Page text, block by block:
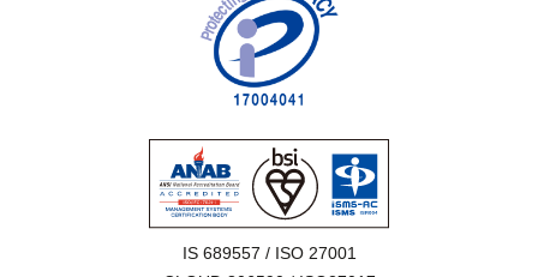
IS 689557 / ISO 27001